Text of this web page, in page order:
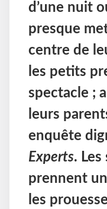
d’une nuit
presque
centre de
les petits
spectacle ;
leurs
enquête
Experts.
prennent
les